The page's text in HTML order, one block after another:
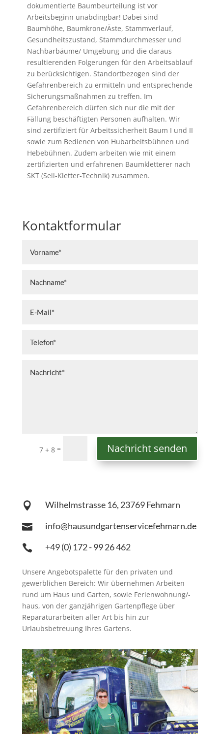
dokumentierte Baumbeurteilung ist vor
Arbeitsbeginn unabdingbar! Dabei sind
Baumhöhe, Baumkrone/Äste, Stammverlauf,
Gesundheitszustand, Stammdurchmesser und
Nachbarbäume/ Umgebung und die daraus
resultierenden Folgerungen für den Arbeitsablauf
zu berücksichtigen. Standortbezogen sind der
Gefahrenbereich zu ermitteln und entsprechende
Sicherungsmaßnahmen zu treffen. Im
Gefahrenbereich dürfen sich nur die mit der
Fällung beschäftigten Personen aufhalten. Wir
sind zertifiziert für Arbeitssicherheit Baum I und II
sowie zum Bedienen von Hubarbeitsbühnen und
Hebebühnen. Zudem arbeiten wie mit einem
zertifizierten und erfahrenen Baumkletterer nach
SKT (Seil-Kletter-Technik) zusammen.
Kontaktformular
7 + 8 = Nachricht senden
 Wilhelmstrasse 16, 23769 Fehmarn
 info@hausundgartenservicefehmarn.de
 +49 (0) 172 - 99 26 462
Unsere Angebotspalette für den privaten und
gewerblichen Bereich: Wir übernehmen Arbeiten
rund um Haus und Garten, sowie Ferienwohnung/-
haus, von der ganzjährigen Gartenpflege über
Reparaturarbeiten aller Art bis hin zur
Urlaubsbetreuung Ihres Gartens.